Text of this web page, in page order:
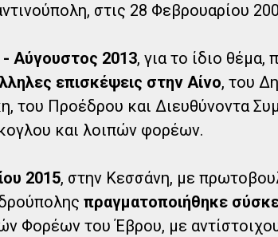
στις 28 Φεβρουαρίου
- Αύγουστος 2013, για το ίδιο θέμα,
επισκέψεις στην Αίνο, του
του Προέδρου και Διευθύνοντα
και λοιπών φορέων.
2015, στην Κεσσάνη, με
πραγματοποιήθηκε
Φορέων του Έβρου, με